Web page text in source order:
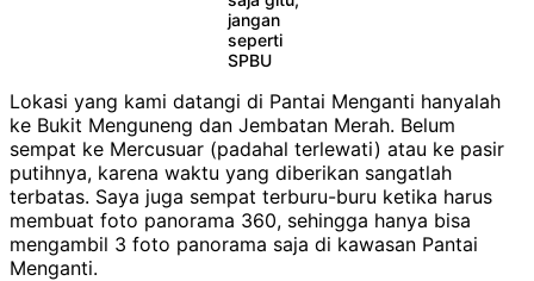
jangan
seperti
SPBU
Lokasi yang kami datangi di Pantai Menganti hanyalah
ke Bukit Menguneng dan Jembatan Merah. Belum
sempat ke Mercusuar (padahal terlewati) atau ke pasir
putihnya, karena waktu yang diberikan sangatlah
terbatas. Saya juga sempat terburu-buru ketika harus
membuat foto panorama 360, sehingga hanya bisa
mengambil 3 foto panorama saja di kawasan Pantai
Menganti.